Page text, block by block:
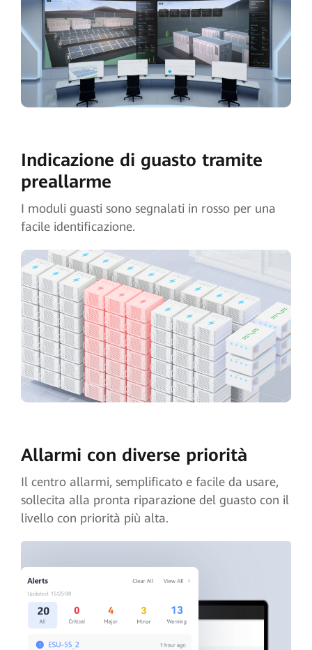
Indicazione di guasto tramite
preallarme
I moduli guasti sono segnalati in rosso per una
facile identificazione.
Allarmi con diverse priorità
Il centro allarmi, semplificato e facile da usare,
sollecita alla pronta riparazione del guasto con il
livello con priorità più alta.